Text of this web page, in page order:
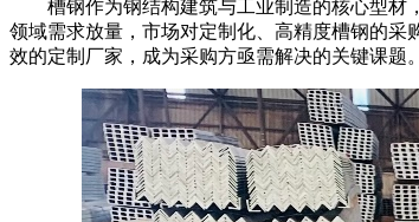
槽钢作为钢结构建筑与工业制造的核心型材，
领域需求放量，市场对定制化、高精度槽钢的
效的定制厂家，成为采购方亟需解决的关键课题